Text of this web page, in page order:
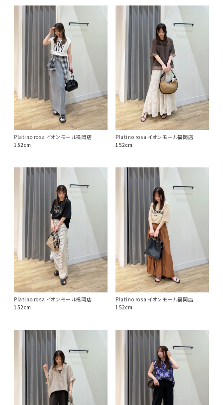
Platino rosa イオンモール福岡店
152cm
Platino rosa イオンモール福岡店
152cm
Platino rosa イオンモール福岡店
152cm
Platino rosa イオンモール福岡店
152cm